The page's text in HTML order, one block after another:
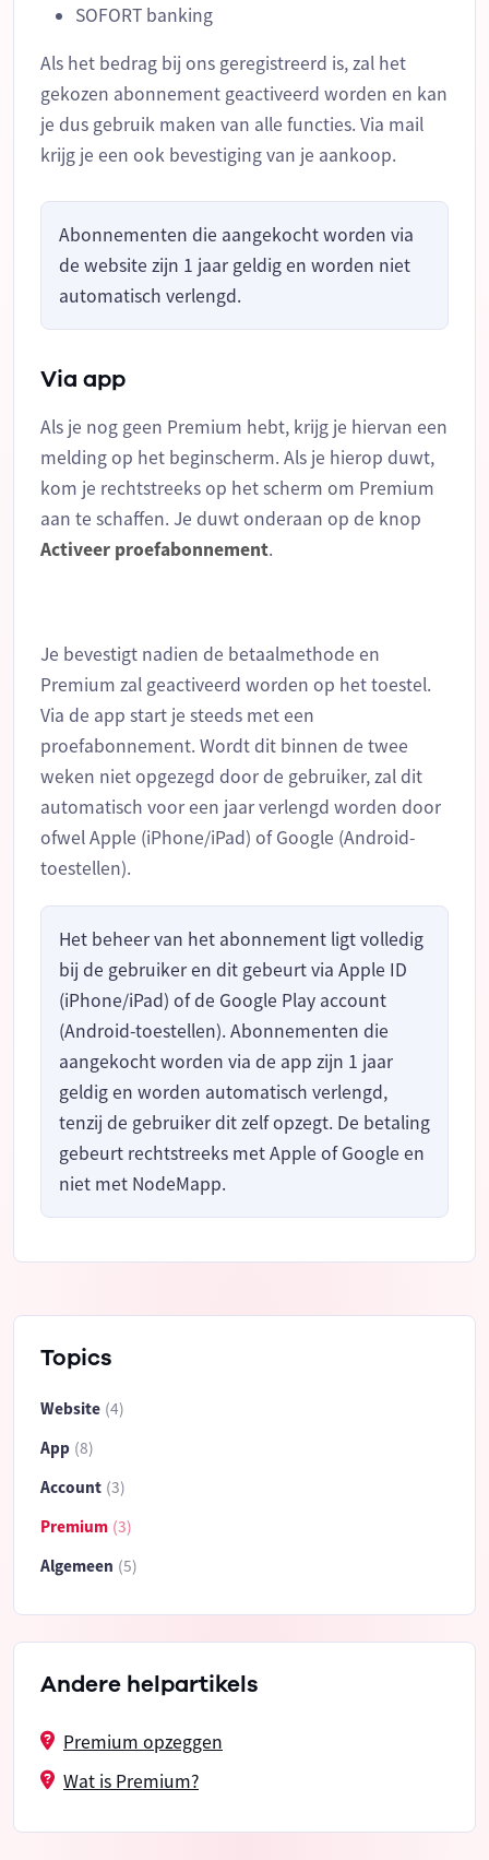
Topics
Website (4)
App (8)
Account (3)
Premium (3)
Algemeen (5)
Andere helpartikels
Premium opzeggen
Wat is Premium?
SOFORT banking
Als het bedrag bij ons geregistreerd is, zal het
gekozen abonnement geactiveerd worden en kan
je dus gebruik maken van alle functies. Via mail
krijg je een ook bevestiging van je aankoop.
Abonnementen die aangekocht worden via
de website zijn 1 jaar geldig en worden niet
automatisch verlengd.
Via app
Als je nog geen Premium hebt, krijg je hiervan een
melding op het beginscherm. Als je hierop duwt,
kom je rechtstreeks op het scherm om Premium
aan te schaffen. Je duwt onderaan op de knop
Activeer proefabonnement.
Je bevestigt nadien de betaalmethode en
Premium zal geactiveerd worden op het toestel.
Via de app start je steeds met een
proefabonnement. Wordt dit binnen de twee
weken niet opgezegd door de gebruiker, zal dit
automatisch voor een jaar verlengd worden door
ofwel Apple (iPhone/iPad) of Google (Android-
toestellen).
Het beheer van het abonnement ligt volledig
bij de gebruiker en dit gebeurt via Apple ID
(iPhone/iPad) of de Google Play account
(Android-toestellen). Abonnementen die
aangekocht worden via de app zijn 1 jaar
geldig en worden automatisch verlengd,
tenzij de gebruiker dit zelf opzegt. De betaling
gebeurt rechtstreeks met Apple of Google en
niet met NodeMapp.